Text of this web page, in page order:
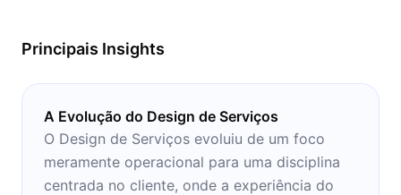
ensinado.
Principais Insights
A Evolução do Design de Serviços
O Design de Serviços evoluiu de um foco
meramente operacional para uma disciplina
centrada no cliente, onde a experiência do